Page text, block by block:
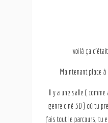
voilà ça
Maintenant place
Il y a une salle ( comme
genre ciné 3D ) où tu
fais tout le parcours, tu